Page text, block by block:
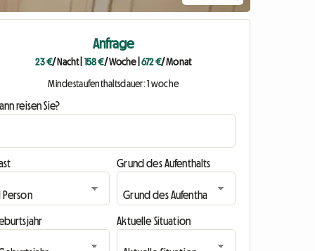
Anfrage
23 €/ Nacht| 158 €/ Woche|672 €/ Monat
Mindestaufenthaltsdauer: 1 woche
reisen Sie?
Grund des Aufenthalts
Aktuelle Situation